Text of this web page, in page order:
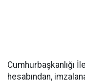
Cumhurbaşkanlığı
hesabından,